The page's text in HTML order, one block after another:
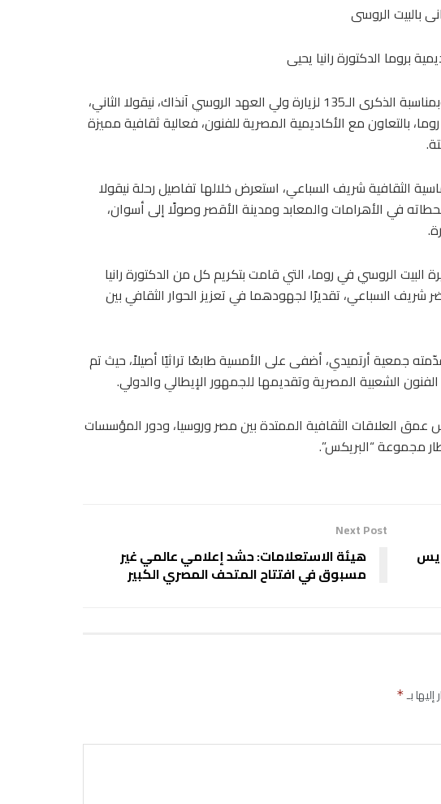
بالبيت الروسى
بروما الدكتورة رانيا يحيى
في إطار تعزيز التعاون الثقافي بين مصر وروسيا، وبمناسبة الذكرى الـ135 لزيارة ولي العهد الروسي آنذاك، نيقولا الثاني،
بالتعاون مع الأكاديمية المصرية للفنون، فعالية ثقافية مميزة
الثقافية شريف السباعي، استعرض خلالها تفاصيل رحلة نيقولا
عام 1890، مشيرًا إلى محطاته في الأهرامات والمعابد ومدينة الأقصر وصولًا إلى أسوان،
البيت الروسي في روما، التي قامت بتكريم كل من الدكتورة رانيا
شريف السباعي، تقديرًا لجهودهما في تعزيز الحوار الثقافي بين
جمعية أرتميدي، أضفى على الأمسية طابعًا تراثيًا أصيلاً، حيث تم
الفنون الشعبية المصرية وتقديمها للجمهور الإيطالي والدولي.
العلاقات الثقافية الممتدة بين مصر وروسيا، ودور المؤسسات
مجموعة “البريكس”.
Next Post
هيئة الاستعلامات: حشد إعلامي عالمي غير
مسبوق في افتتاح المتحف المصري الكبير
بـ*